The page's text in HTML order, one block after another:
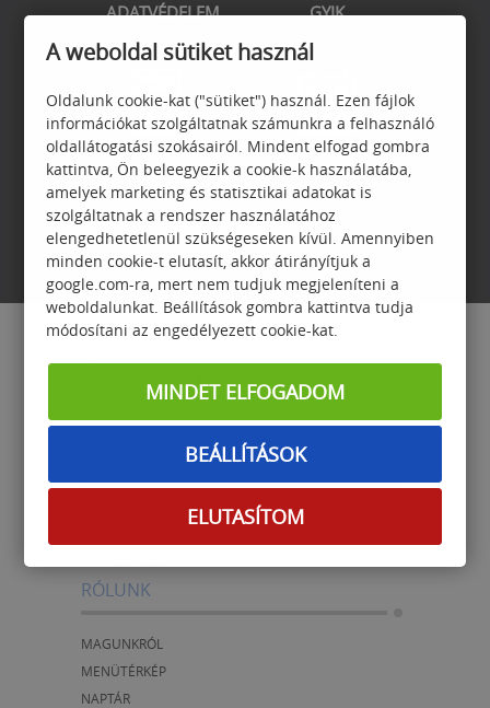
ADATVÉDELEM GYIK
GARANCIA
JELENTKEZÉSI
FELTÉTELEK
Számalk Oktatási és Informatikai Zrt.
1118 Budapest, Dayka Gábor u. 3.
Felnőttképzési nyilvántartási száma: B/2020/000703
Felnőttképzési engedélyszám:E/2021/000172
RÓLUNK
MAGUNKRÓL
MENÜTÉRKÉP
NAPTÁR
A weboldal sütiket használ
Oldalunk cookie-kat ("sütiket") használ. Ezen fájlok
információkat szolgáltatnak számunkra a felhasználó
oldallátogatási szokásairól. Mindent elfogad gombra
kattintva, Ön beleegyezik a cookie-k használatába,
amelyek marketing és statisztikai adatokat is
szolgáltatnak a rendszer használatához
elengedhetetlenül szükségeseken kívül. Amennyiben
minden cookie-t elutasít, akkor átirányítjuk a
google.com-ra, mert nem tudjuk megjeleníteni a
weboldalunkat. Beállítások gombra kattintva tudja
módosítani az engedélyezett cookie-kat.
MINDET ELFOGADOM
BEÁLLÍTÁSOK
ELUTASÍTOM